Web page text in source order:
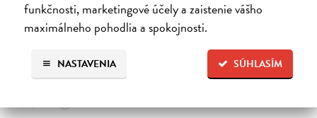
funkčnosti, marketingové účely a zaistenie vášho
maximálneho pohodlia a spokojnosti.
SÚHLASÍM
NASTAVENIA
Vydanie obsahuje označenie jednotlivých biblických kníh - praktické
palcové indexátory, ktoré umožnia rýchle vyhľadanie príslušnej knihy.
V skromnom zozname slovenských katolíckych prekladov Biblie má…
57,60 €